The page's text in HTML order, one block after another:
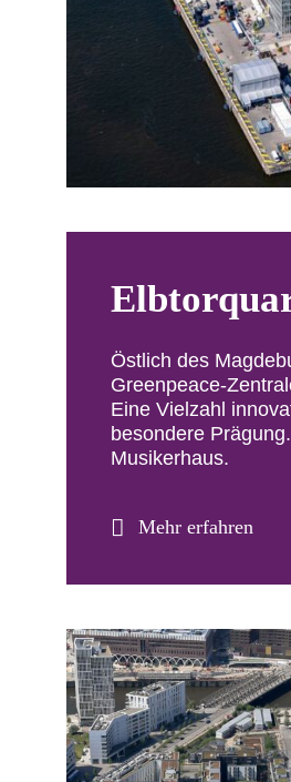
Östlich des
Greenpeace-
Eine Vielzahl
besondere
Musikerhaus.
Mehr erfahren